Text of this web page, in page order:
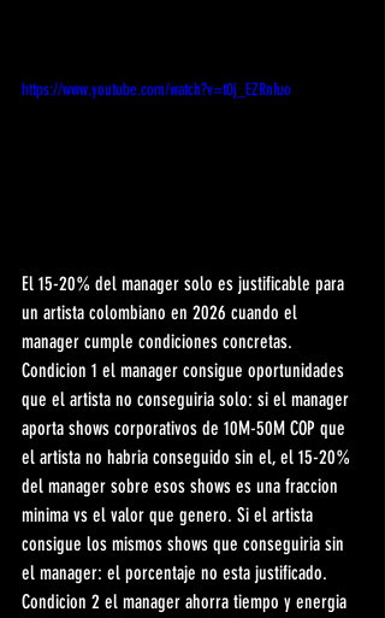
https://www.youtube.com/watch?v=t0j_EZRnfuo
El 15-20% del manager solo es justificable para
un artista colombiano en 2026 cuando el
manager cumple condiciones concretas.
Condicion 1 el manager consigue oportunidades
que el artista no conseguiria solo: si el manager
aporta shows corporativos de 10M-50M COP que
el artista no habria conseguido sin el, el 15-20%
del manager sobre esos shows es una fraccion
minima vs el valor que genero. Si el artista
consigue los mismos shows que conseguiria sin
el manager: el porcentaje no esta justificado.
Condicion 2 el manager ahorra tiempo y energia